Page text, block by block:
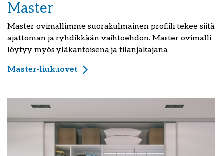
Master
Master ovimallimme suorakulmainen profiili tekee siitä
ajattoman ja ryhdikkään vaihtoehdon. Master ovimalli
löytyy myös yläkantoisena ja tilanjakajana.
Master-liukuovet